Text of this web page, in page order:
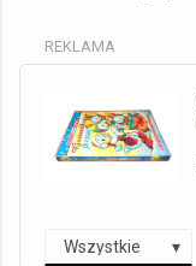
REKLAMA
Wszystkie